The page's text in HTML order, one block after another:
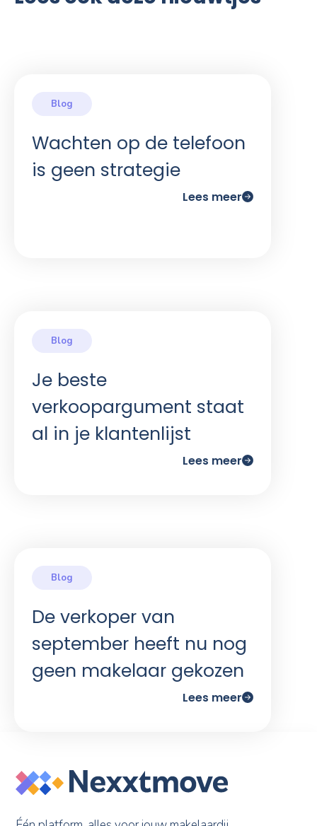
Wachten op de telefoon
is geen strategie
Lees meer
Je beste
verkoopargument staat
al in je klantenlijst
Lees meer
De verkoper van
september heeft nu nog
geen makelaar gekozen
Lees meer